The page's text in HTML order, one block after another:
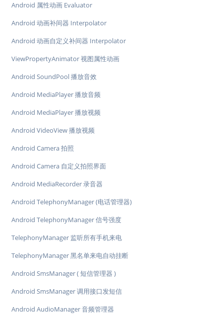
Android 属性动画 Evaluator
Android 动画补间器 Interpolator
Android 动画自定义补间器 Interpolator
ViewPropertyAnimator 视图属性动画
Android SoundPool 播放音效
Android MediaPlayer 播放音频
Android MediaPlayer 播放视频
Android VideoView 播放视频
Android Camera 拍照
Android Camera 自定义拍照界面
Android MediaRecorder 录音器
Android TelephonyManager (电话管理器)
Android TelephonyManager 信号强度
TelephonyManager 监听所有手机来电
TelephonyManager 黑名单来电自动挂断
Android SmsManager ( 短信管理器 )
Android SmsManager 调用接口发短信
Android AudioManager 音频管理器